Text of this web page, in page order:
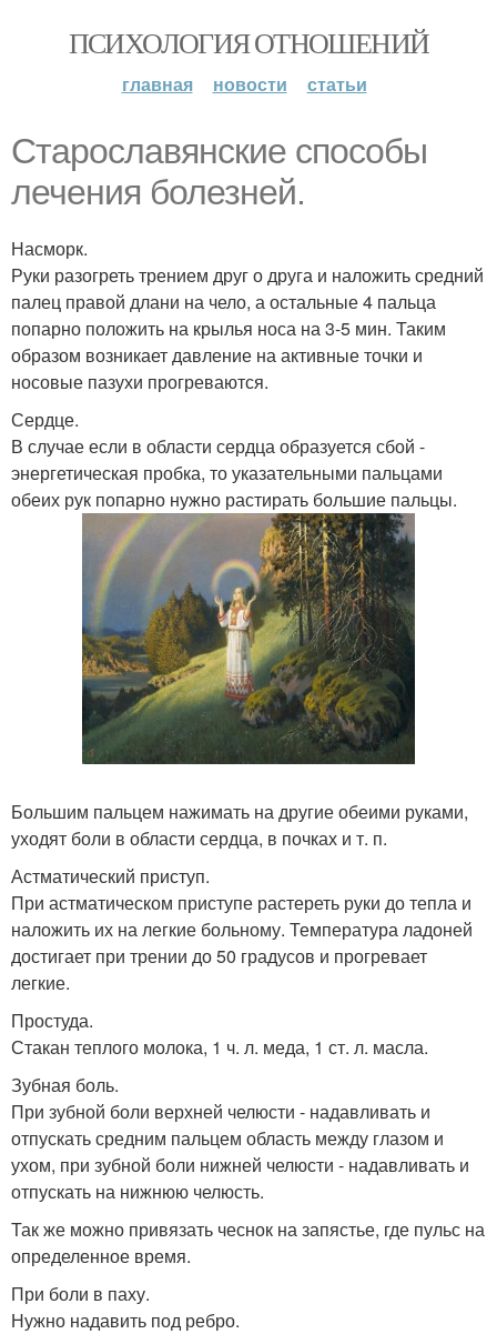
ПСИХОЛОГИЯ ОТНОШЕНИЙ
главная новости статьи
Старославянские способы
лечения болезней.
Насморк.
Руки разогреть трением друг о друга и наложить средний
палец правой длани на чело, а остальные 4 пальца
попарно положить на крылья носа на 3-5 мин. Таким
образом возникает давление на активные точки и
носовые пазухи прогреваются.
Сердце.
В случае если в области сердца образуется сбой -
энергетическая пробка, то указательными пальцами
обеих рук попарно нужно растирать большие пальцы.
Большим пальцем нажимать на другие обеими руками,
уходят боли в области сердца, в почках и т. п.
Астматический приступ.
При астматическом приступе растереть руки до тепла и
наложить их на легкие больному. Температура ладоней
достигает при трении до 50 градусов и прогревает
легкие.
Простуда.
Стакан теплого молока, 1 ч. л. меда, 1 ст. л. масла.
Зубная боль.
При зубной боли верхней челюсти - надавливать и
отпускать средним пальцем область между глазом и
ухом, при зубной боли нижней челюсти - надавливать и
отпускать на нижнюю челюсть.
Так же можно привязать чеснок на запястье, где пульс на
определенное время.
При боли в паху.
Нужно надавить под ребро.